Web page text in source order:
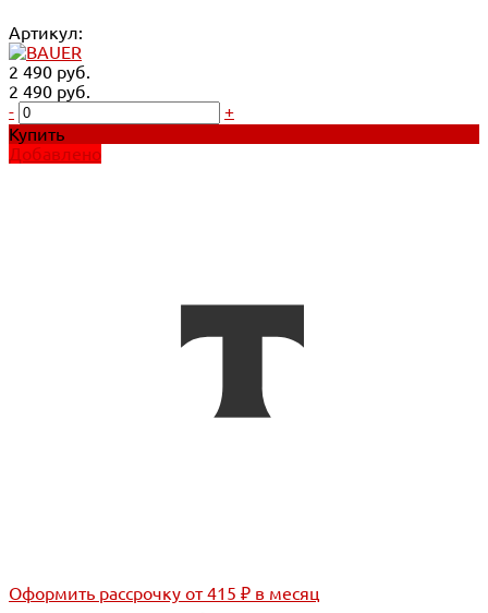
Артикул:
2 490 руб.
2 490 руб.
-
+
Купить
Добавлено
Оформить рассрочку от 415 ₽ в месяц